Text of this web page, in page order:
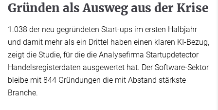
Gründen als Ausweg aus der Krise
1.038 der neu gegründeten Start-ups im ersten Halbjahr
und damit mehr als ein Drittel haben einen klaren KI-Bezug,
zeigt die Studie, für die die Analysefirma Startupdetector
Handelsregisterdaten ausgewertet hat. Der Software-Sektor
bleibe mit 844 Gründungen die mit Abstand stärkste
Branche.